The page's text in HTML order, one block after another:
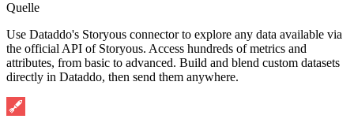
Quelle
Use Dataddo's Storyous connector to explore any data available via
the official API of Storyous. Access hundreds of metrics and
attributes, from basic to advanced. Build and blend custom datasets
directly in Dataddo, then send them anywhere.